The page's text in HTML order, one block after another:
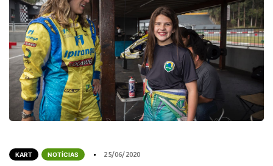
KART NOTÍCIAS 25/06/2020